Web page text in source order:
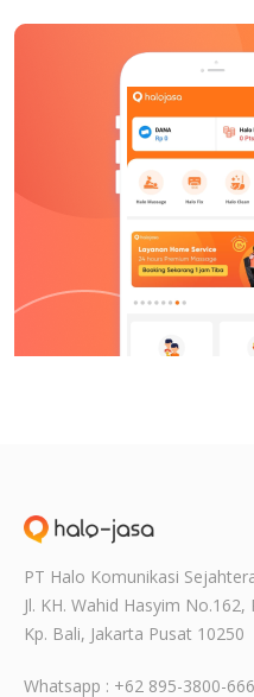
PT Halo Komunikasi
Jl. KH. Wahid Hasyim No.162,
Kp. Bali, Jakarta Pusat 10250
Whatsapp : +62 895-3800-